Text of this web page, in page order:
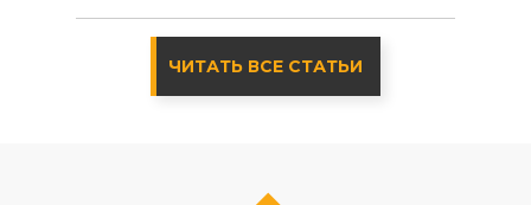
ЧИТАТЬ ВСЕ СТАТЬИ